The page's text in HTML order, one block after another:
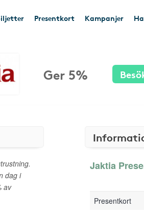
Presentkort Kampanjer
Ger 5%
dag i
av
Jaktia
Presentkort